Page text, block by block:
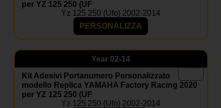
per YZ 125 250 (UF
Yz 125 250 (ufo) 2002-2014
PERSONALIZZA
Year 02-14
Kit Adesivi Portanumero Personalizzato
modello Replica YAMAHA Factory Racing 2020
per YZ 125 250 (UF
Yz 125 250 (ufo) 2002-2014